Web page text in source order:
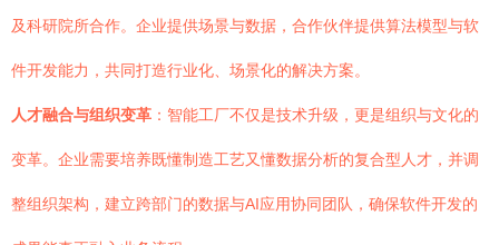
及科研院所合作。企业提供场景与数据，合作伙伴提供算法模型与软
件开发能力，共同打造行业化、场景化的解决方案。
人才融合与组织变革 ：智能工厂不仅是技术升级，更是组织与文化的
变革。企业需要培养既懂制造工艺又懂数据分析的复合型人才，并调
整组织架构，建立跨部门的数据与AI应用协同团队，确保软件开发的